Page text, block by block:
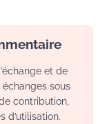
et de
sous
contribution,
d’utilisation.